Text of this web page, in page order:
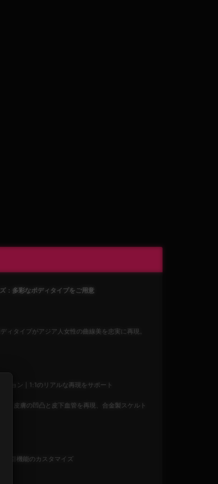
：多彩なボディタイプをご用意
ィタイプがアジア人女性の曲線美を忠実に再現。
ション | 1:1のリアルな再現をサポート
、皮膚の凹凸と皮下血管を再現、合金製スケルト
吸引機能のカスタマイズ